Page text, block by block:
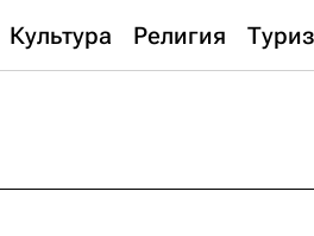
Культура Религия